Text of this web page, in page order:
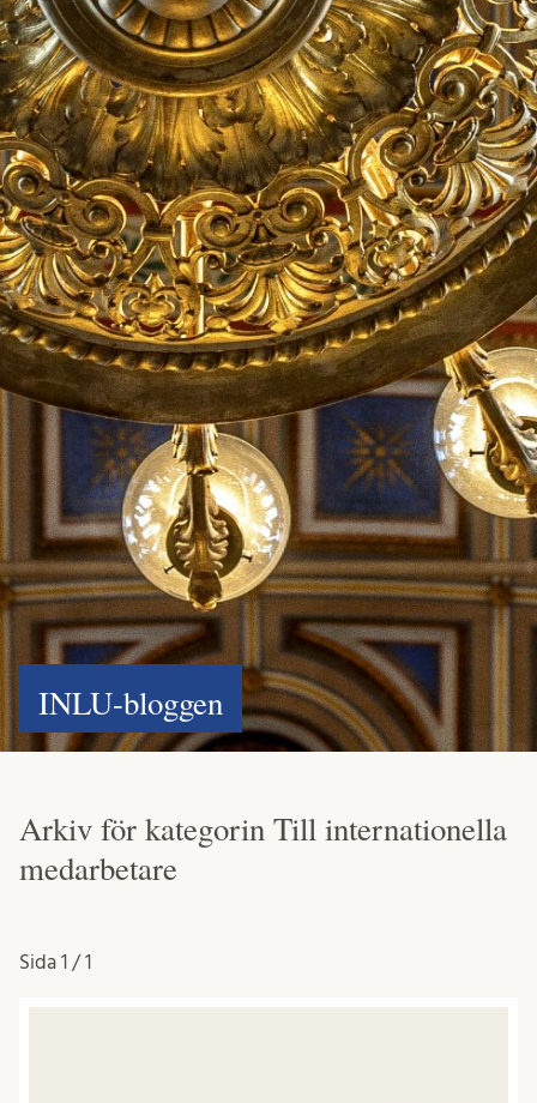
INLU-bloggen
Arkiv för kategorin Till internationella
medarbetare
Sida 1 / 1